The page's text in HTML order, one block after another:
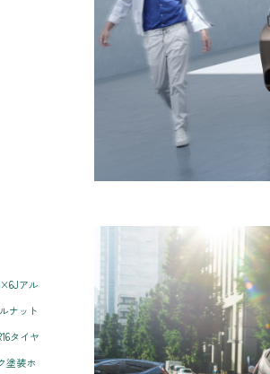
アル
ナット
タイヤ
塗装ホ